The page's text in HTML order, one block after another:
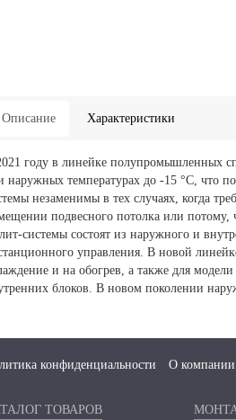
Описание Характеристики
году в линейке полупромышленных
наружных температурах до -15 °C, что
незаменимы в тех случаях, когда
подвесного потолка или
системы состоят из наружного и
управления. В новой
и на обогрев, а также для
блоков. В новом поколении
конфиденциальности О компании
ТОВАРОВ